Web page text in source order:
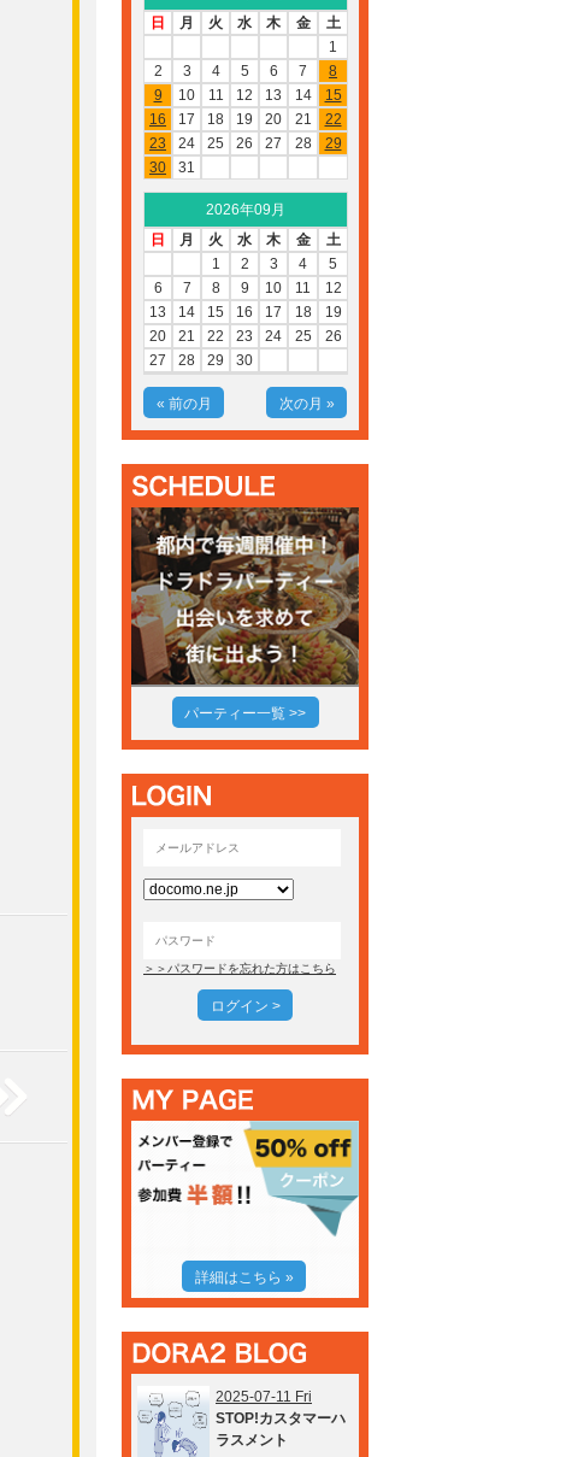
日
月 火 水 木 金
土
1
2
3 4 5 6 7
8
9
10 11 12 13 14
15
16
17 18 19 20 21
22
23
24 25 26 27 28
29
30
31
2026年09月
日
月 火 水 木 金
土
1
2 3 4
5
6
7 8 9 10 11
12
13
14 15 16 17 18
19
20
21 22 23 24 25
26
27
28 29 30
« 前の月 次の月 »
パーティー一覧 >>
＞＞パスワードを忘れた方はこちら
ログイン >
詳細はこちら »
2025-07-11 Fri
STOP!カスタマーハ
ラスメント